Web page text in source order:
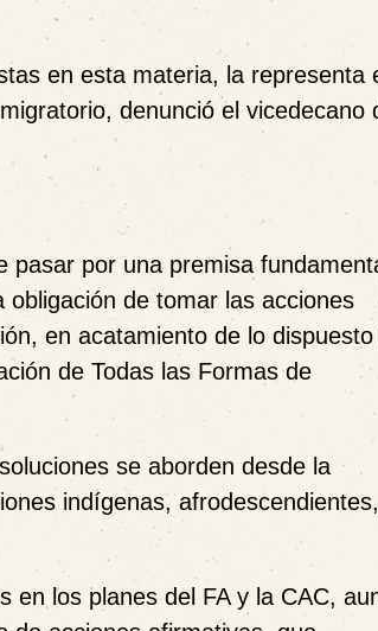
en esta materia, la representa
denunció el vicedecano
pasar por una premisa
de tomar las acciones
en acatamiento de lo
de Todas las Formas de
se aborden desde la
indígenas, afrodescendientes,
en los planes del FA y la CAC,